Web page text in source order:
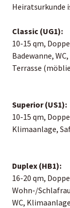
Heiratsurkunde
Classic (UG1):
10-15 qm,
Badewanne,
Terrasse
Superior (US1):
10-15 qm,
Klimaanlage,
Duplex (HB1):
16-20 qm,
Wohn-/
WC,